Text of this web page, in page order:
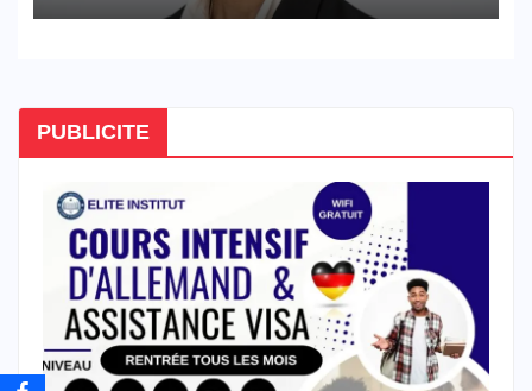
PUBLICITE